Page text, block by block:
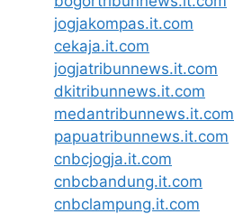
jogjakompas.it.com
cekaja.it.com
jogjatribunnews.it.com
dkitribunnews.it.com
medantribunnews.it.com
papuatribunnews.it.com
cnbcjogja.it.com
cnbcbandung.it.com
cnbclampung.it.com